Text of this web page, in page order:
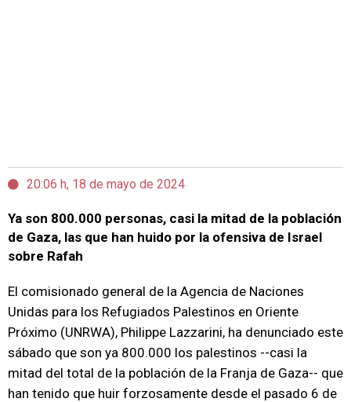
20:06 h, 18 de mayo de 2024
Ya son 800.000 personas, casi la mitad de la población
de Gaza, las que han huido por la ofensiva de Israel
sobre Rafah
El comisionado general de la Agencia de Naciones
Unidas para los Refugiados Palestinos en Oriente
Próximo (UNRWA), Philippe Lazzarini, ha denunciado este
sábado que son ya 800.000 los palestinos --casi la
mitad del total de la población de la Franja de Gaza-- que
han tenido que huir forzosamente desde el pasado 6 de